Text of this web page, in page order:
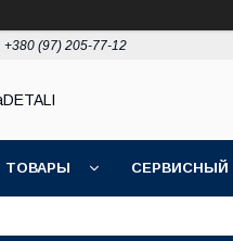
+380 (97) 205-77-12
ТОВАРЫ СЕРВИСНЫЙ